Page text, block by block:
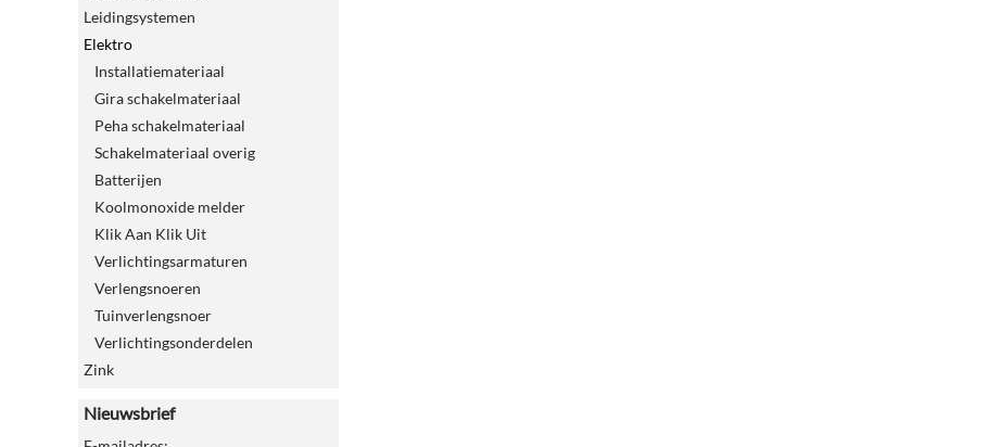
Leidingsystemen
Elektro
Installatiemateriaal
Gira schakelmateriaal
Peha schakelmateriaal
Schakelmateriaal overig
Batterijen
Koolmonoxide melder
Klik Aan Klik Uit
Verlichtingsarmaturen
Verlengsnoeren
Tuinverlengsnoer
Verlichtingsonderdelen
Zink
Nieuwsbrief